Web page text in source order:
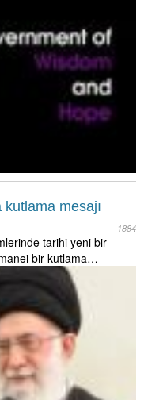
mesajı
1884
tarihi yeni bir
bir kutlama…